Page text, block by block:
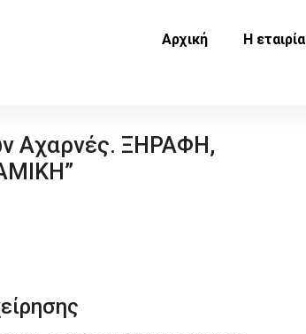
Αρχική Η εταιρία
Αχαρνές. ΞΗΡΑΦΗ,